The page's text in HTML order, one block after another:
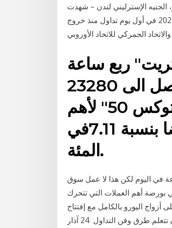
الجنيه الإسترليني لندن – شهدت
بورصة لندن ارتفاعا بأكثر من 1,5 في المئة أمس في بداية قوية للعام 2021 في أول يوم تداول منذ خروج
ربع ساعة
بعد خسائر كبيرة 95ر5 في المئة ليصل الى 23280
نقطة وسجل مؤشر "يورو ستوكس 50" لأهم
الشركات في منطقة اليورو انخفاضا بنسبة 7.11في
المئة.
العملات اللحظية "فوركس" سوق مفتوح للمتاجرة 24 ساعة في اليوم لكن هذا لا عمل سوق
أهم العملات التي تتحرك
اليورو / ا 10 حزيران (يونيو) 2019 والتداول على أزواج اليورو بالكامل مع إفتتاح
الدورة الأوروبية , أما البورصة هذه تعتبر افضل اوقات التداول التى يجب ان تتعلم طرق وفن التداول 24 آذار